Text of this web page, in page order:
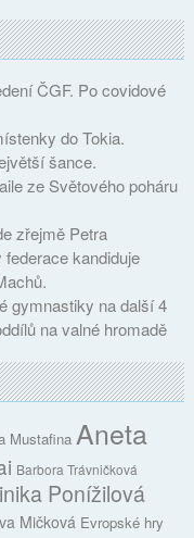
ČGF. Po covidové
do Tokia.
šance.
ze Světového poháru
zřejmě Petra
kandiduje
gymnastiky na další 4
na valné hromadě
Mustafina Aneta
Barbora Trávničková
Ponížilová
Mičková Evropské hry